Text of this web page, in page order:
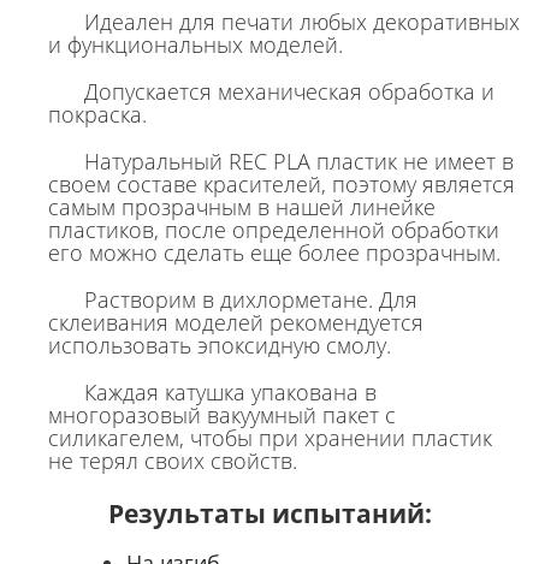
Идеален для печати любых декоративных
и функциональных моделей.
Допускается механическая обработка и
покраска.
Натуральный REC PLA пластик не имеет в
своем составе красителей, поэтому является
самым прозрачным в нашей линейке
пластиков, после определенной обработки
его можно сделать еще более прозрачным.
Растворим в дихлорметане. Для
склеивания моделей рекомендуется
использовать эпоксидную смолу.
Каждая катушка упакована в
многоразовый вакуумный пакет с
силикагелем, чтобы при хранении пластик
не терял своих свойств.
Результаты испытаний: